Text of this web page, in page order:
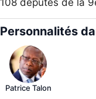
108 députés de la
Personnalités
Patrice Talon